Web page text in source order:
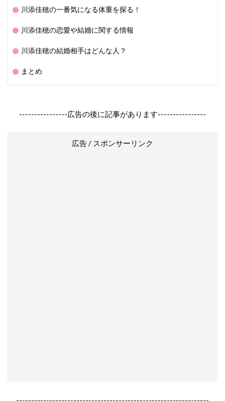
川添佳穂の一番気になる体重を探る！
川添佳穂の恋愛や結婚に関する情報
川添佳穂の結婚相手はどんな人？
まとめ
----------------広告の後に記事があります----------------
広告 / スポンサーリンク